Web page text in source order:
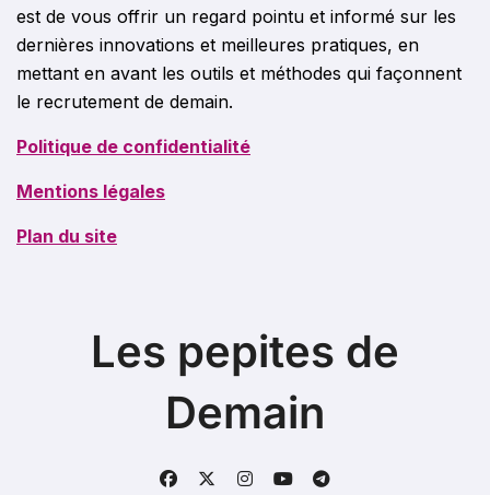
est de vous offrir un regard pointu et informé sur les
dernières innovations et meilleures pratiques, en
mettant en avant les outils et méthodes qui façonnent
le recrutement de demain.
Politique de confidentialité
Mentions légales
Plan du site
Les pepites de
Demain